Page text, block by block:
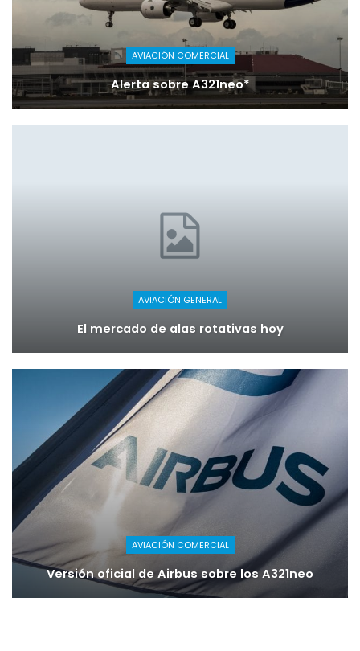
AVIACIÓN COMERCIAL
Alerta sobre A321neo*
AVIACIÓN GENERAL
El mercado de alas rotativas hoy
AVIACIÓN COMERCIAL
Versión oficial de Airbus sobre los A321neo